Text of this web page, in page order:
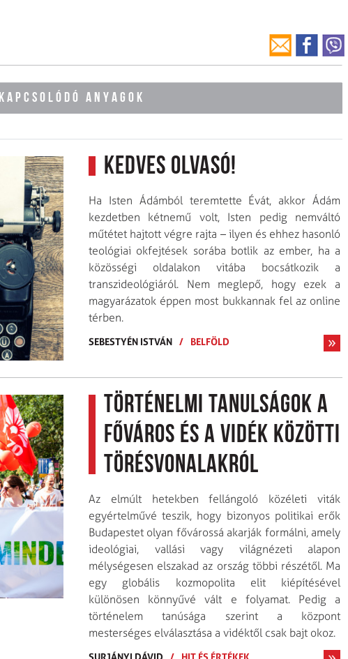
KAPCSOLÓDÓ ANYAGOK
Kedves Olvasó!
Ha Isten Ádámból teremtette Évát, akkor Ádám
kezdetben kétnemű volt, Isten pedig nemváltó
műtétet hajtott végre rajta – ilyen és ehhez hasonló
teológiai okfejtések sorába botlik az ember, ha a
közösségi oldalakon vitába bocsátkozik a
transzideológiáról. Nem meglepő, hogy ezek a
magyarázatok éppen most bukkannak fel az online
térben.
SEBESTYÉN ISTVÁN / BELFÖLD
Történelmi tanulságok a
főváros és a vidék közötti
törésvonalakról
Az elmúlt hetekben fellángoló közéleti viták
egyértelművé teszik, hogy bizonyos politikai erők
Budapestet olyan fővárossá akarják formálni, amely
ideológiai, vallási vagy világnézeti alapon
mélységesen elszakad az ország többi részétől. Ma
egy globális kozmopolita elit kiépítésével
különösen könnyűvé vált e folyamat. Pedig a
történelem tanúsága szerint a központ
mesterséges elválasztása a vidéktől csak bajt okoz.
SURJÁNYI DÁVID / HIT ÉS ÉRTÉKEK